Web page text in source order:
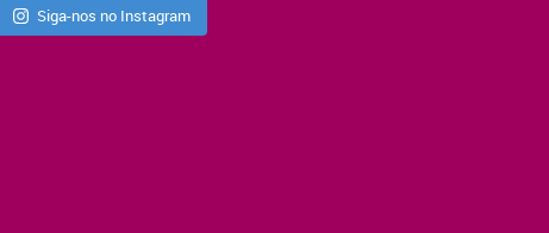
Siga-nos no Instagram